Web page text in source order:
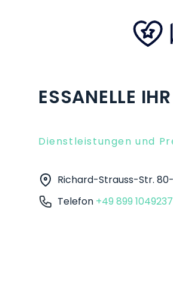
ESSANELLE
Dienstleistungen und
Richard-Strauss-Str.
Telefon +49 899 1049237